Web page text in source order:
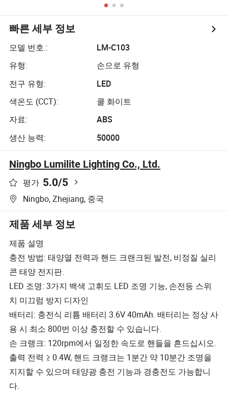
빠른 세부 정보
모델 번호.:
LM-C103
유형:
손으로 유형
전구 유형:
LED
색온도 (CCT):
쿨 화이트
자료:
ABS
생산 능력:
50000
Ningbo Lumilite Lighting Co., Ltd.
평가 5.0/5
Ningbo, Zhejiang, 중국
제품 세부 정보
제품 설명
충전 방법: 태양열 전력과 핸드 크랜크된 발전, 비정질 실리
콘 태양 전지판.
LED 조명: 3가지 백색 고휘도 LED 조명 기능, 손전등 스위
치 미끄럼 방지 디자인
배터리: 충전식 리튬 배터리 3.6V 40mAh. 배터리는 정상 사
용 시 최소 800번 이상 충전할 수 있습니다.
손 크랭크: 120rpm에서 일정한 속도로 핸들을 흔드십시오.
출력 전력 ≥ 0.4W, 핸드 크랭크는 1분간 약 10분간 조명을
지지할 수 있으며 태양광 충전 기능과 경충전도 가능합니
다.